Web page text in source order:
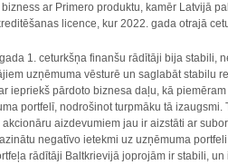
ar Primero produktu, kamēr Latvijā
licence, kur 2022. gada otrajā
1. ceturkšņa finanšu rādītāji bija stabili,
uzņēmuma vēsturē un saglabāt stabilu
iepriekš pārdoto biznesa daļu, kā
portfelī, nodrošinot turpmāku tā
aizdevumiem jau ir aizstāti ar
negatīvo ietekmi uz uzņēmuma
rādītāji Baltkrievijā joprojām ir stabili,